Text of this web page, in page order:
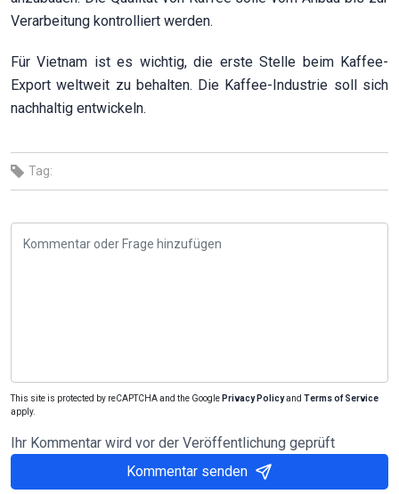
Verarbeitung kontrolliert werden.
Für Vietnam ist es wichtig, die erste Stelle beim Kaffee-
Export weltweit zu behalten. Die Kaffee-Industrie soll sich
nachhaltig entwickeln.
Tag:
This site is protected by reCAPTCHA and the Google Privacy Policyand Terms of Service
apply.
Ihr Kommentar wird vor der Veröffentlichung geprüft
Kommentar senden